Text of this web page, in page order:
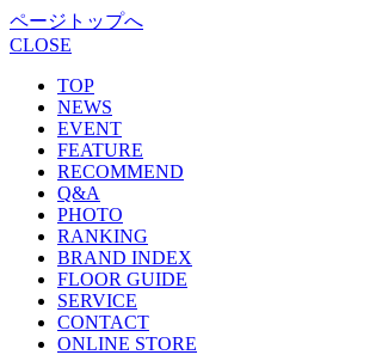
ページトップへ
CLOSE
TOP
NEWS
EVENT
FEATURE
RECOMMEND
Q&A
PHOTO
RANKING
BRAND INDEX
FLOOR GUIDE
SERVICE
CONTACT
ONLINE STORE